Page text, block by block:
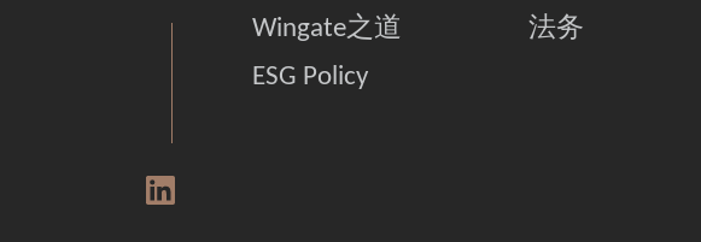
Wingate之道
ESG Policy
法务